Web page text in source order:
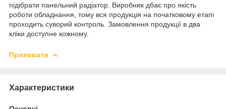
підібрати панельний радіатор. Виробник дбає про якість
роботи обладнання, тому вся продукція на початковому етапі
проходить суворий контроль. Замовлення продукції в два
кліки доступне кожному.
Приховати
Характеристики